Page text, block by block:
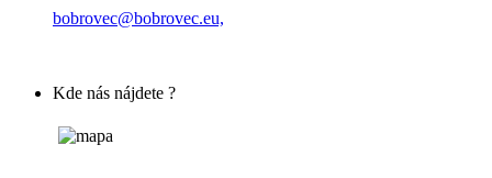
bobrovec@bobrovec.eu,
Kde nás nájdete ?